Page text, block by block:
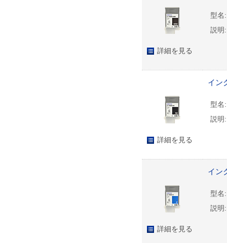
詳細を見る
型名:
説明:
詳細を見る
イン
型名:
説明:
詳細を見る
イン
型名:
説明: